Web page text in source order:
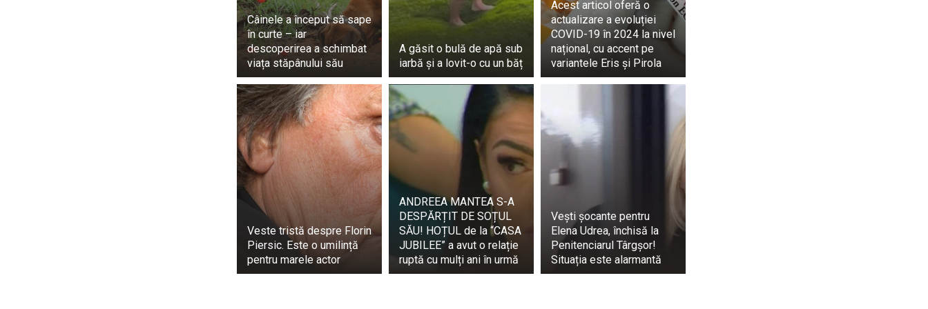
Câinele a început să sape
în curte – iar
descoperirea a schimbat
viața stăpânului său
A găsit o bulă de apă sub
iarbă și a lovit-o cu un băț
Acest articol oferă o
actualizare a evoluției
COVID-19 în 2024 la nivel
național, cu accent pe
variantele Eris și Pirola
Veste tristă despre Florin
Piersic. Este o umilință
pentru marele actor
ANDREЕА MANTEA S-A
DESPĂRȚIT DE SOȚUL
SĂU! HOȚUL de la “CASA
JUBILEE” a avut o relație
ruptă cu mulți ani în urmă
Vești șocante pentru
Elena Udrea, închisă la
Penitenciarul Târgșor!
Situația este alarmantă